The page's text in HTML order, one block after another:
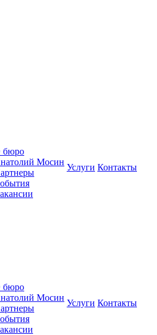
бюро
Мосин
Услуги Контакты
бюро
Мосин
Услуги Контакты